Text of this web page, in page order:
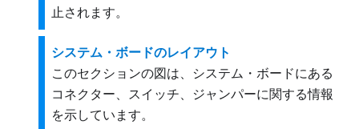
止されます。
システム・ボードのレイアウト
このセクションの図は、システム・ボードにある
コネクター、スイッチ、ジャンパーに関する情報
を示しています。